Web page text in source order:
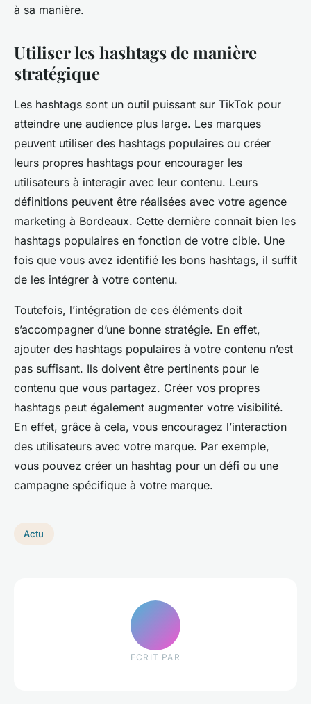
à sa manière.
Utiliser les hashtags de manière
stratégique
Les hashtags sont un outil puissant sur TikTok pour
atteindre une audience plus large. Les marques
peuvent utiliser des hashtags populaires ou créer
leurs propres hashtags pour encourager les
utilisateurs à interagir avec leur contenu. Leurs
définitions peuvent être réalisées avec votre agence
marketing à Bordeaux. Cette dernière connait bien les
hashtags populaires en fonction de votre cible. Une
fois que vous avez identifié les bons hashtags, il suffit
de les intégrer à votre contenu.
Toutefois, l’intégration de ces éléments doit
s’accompagner d’une bonne stratégie. En effet,
ajouter des hashtags populaires à votre contenu n’est
pas suffisant. Ils doivent être pertinents pour le
contenu que vous partagez. Créer vos propres
hashtags peut également augmenter votre visibilité.
En effet, grâce à cela, vous encouragez l’interaction
des utilisateurs avec votre marque. Par exemple,
vous pouvez créer un hashtag pour un défi ou une
campagne spécifique à votre marque.
Actu
ECRIT PAR